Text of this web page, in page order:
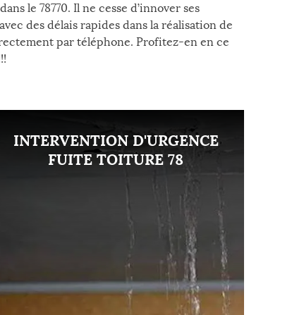
le 78770. Il ne cesse d’innover ses
des délais rapides dans la réalisation de
par téléphone. Profitez-en en ce
INTERVENTION D'URGENCE
FUITE TOITURE 78